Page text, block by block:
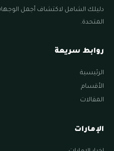
دليلك الشامل لاكتشاف أجمل
المتحدة.
روابط سريعة
الرئيسية
الأقسام
المقالات
الإمارات